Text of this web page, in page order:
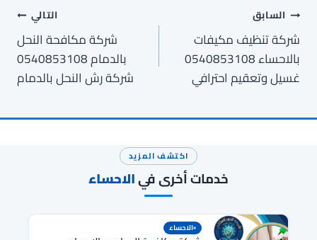
تصفّح
المقالات
السابق
شركة تنظيف مكيفات
بالاحساء 0540853108
غسيل وتعقيم احترافي
التالي
شركة مكافحة النحل
بالدمام 0540853108
شركة رش النحل بالدمام
اكتشف المزيد
خدمات أخرى فيالاحساء
الاحساء